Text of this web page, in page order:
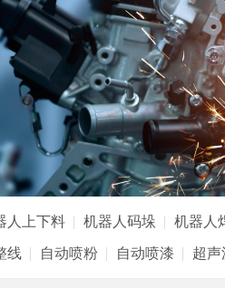
人上下料 机器人码垛 机器人
线 自动喷粉 自动喷漆 超